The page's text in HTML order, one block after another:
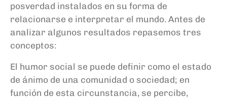
posverdad instalados en su forma de
relacionarse e interpretar el mundo. Antes de
analizar algunos resultados repasemos tres
conceptos:
El humor social se puede definir como el estado
de ánimo de una comunidad o sociedad; en
función de esta circunstancia, se percibe,